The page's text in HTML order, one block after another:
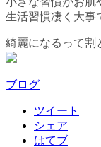
生活習慣凄く大事
綺麗になるって割
ブログ
ツイート
シェア
はてブ